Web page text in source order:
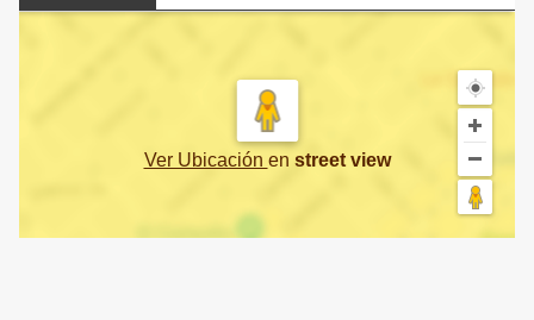
Ver Ubicación en street view